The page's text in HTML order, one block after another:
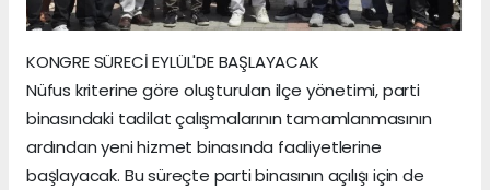
KONGRE SÜRECİ EYLÜL'DE BAŞLAYACAK
Nüfus kriterine göre oluşturulan ilçe yönetimi, parti
binasındaki tadilat çalışmalarının tamamlanmasının
ardından yeni hizmet binasında faaliyetlerine
başlayacak. Bu süreçte parti binasının açılışı için de